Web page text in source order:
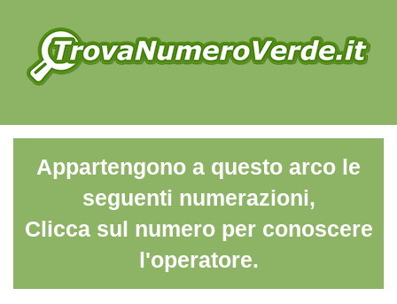
Appartengono a questo arco le
seguenti numerazioni,
Clicca sul numero per conoscere
l'operatore.